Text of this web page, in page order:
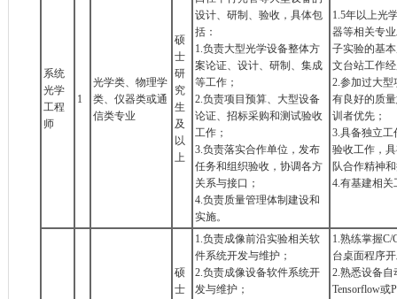
系统
光学
工程
师
1
光学类、物理学
类、仪器类或通
信类专业
硕
士
研
究
生
及
以
上
设计、研制、验收，具体包
括：
1.负责大型光学设备整体方
案论证、设计、研制、集成
等工作；
2.负责项目预算、大型设备
论证、招标采购和测试验收
工作；
3.负责落实合作单位，发布
任务和组织验收，协调各方
关系与接口；
4.负责质量管理体制建设和
实施。
1.5年以上光
器等相关专
子实验的基
文台站工作
2.参加过大
有良好的质
训者优先；
3.具备独立
验收工作，
队合作精神
4.有基建相
硕
士
1.负责成像前沿实验相关软
件系统开发与维护；
2.负责成像设备软件系统开
发与维护；
1.熟练掌握C/
台桌面程序
2.熟悉设备
Tensorflow或